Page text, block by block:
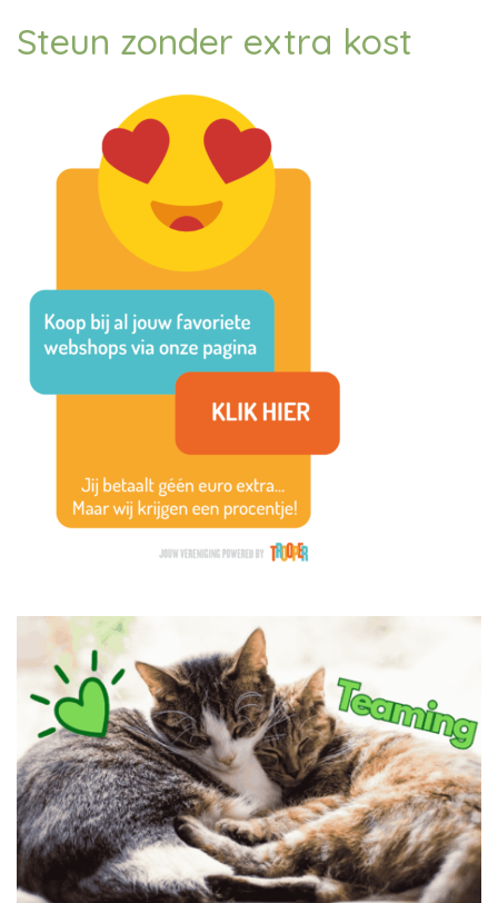
Steun zonder extra kost